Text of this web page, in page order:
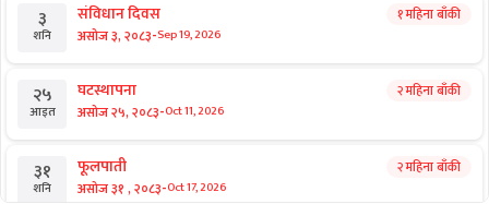
३
शनि
संविधान दिवस
असोज ३, २०८३-Sep 19, 2026
१ महिना बाँकी
२५
आइत
घटस्थापना
असोज २५, २०८३-Oct 11, 2026
२ महिना बाँकी
३१
शनि
फूलपाती
असोज ३१ , २०८३-Oct 17, 2026
२ महिना बाँकी